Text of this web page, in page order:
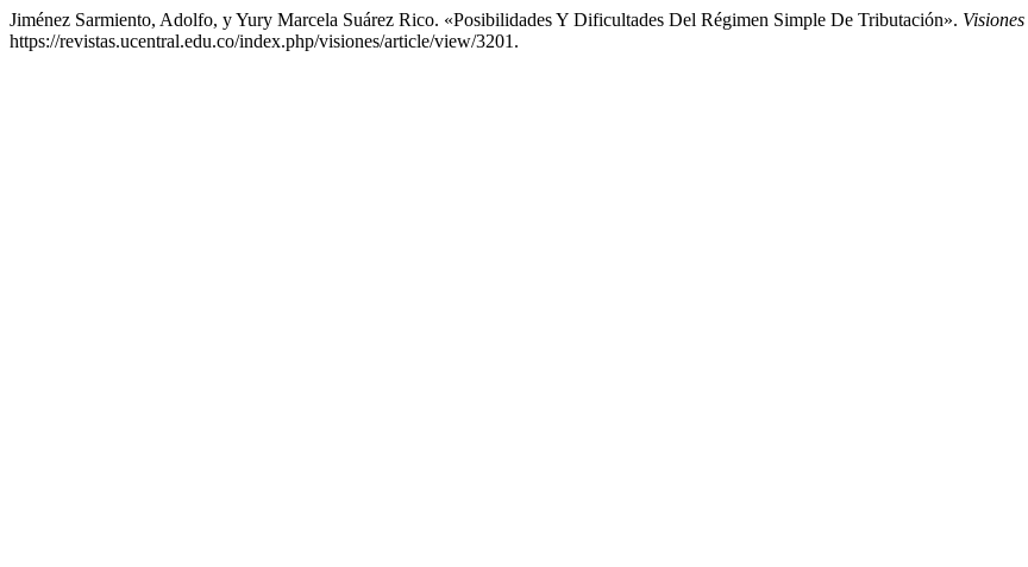
Jiménez Sarmiento, Adolfo, y Yury Marcela Suárez Rico. «Posibilidades Y Dificultades Del Régimen Simple De Tributación». Visiones
https://revistas.ucentral.edu.co/index.php/visiones/article/view/3201.